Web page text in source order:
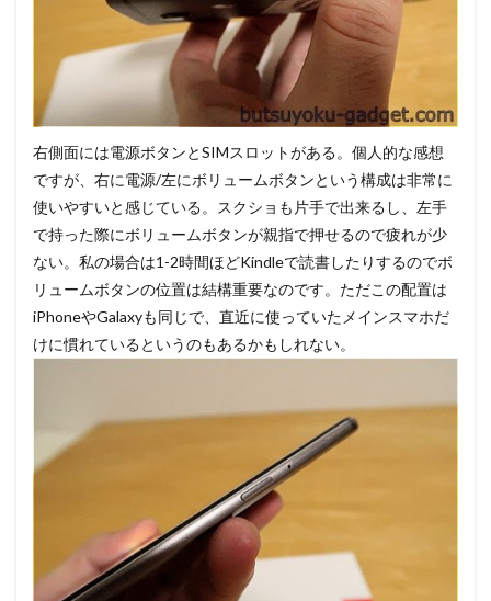
右側面には電源ボタンとSIMスロットがある。個人的な感想
ですが、右に電源/左にボリュームボタンという構成は非常に
使いやすいと感じている。スクショも片手で出来るし、左手
で持った際にボリュームボタンが親指で押せるので疲れが少
ない。私の場合は1-2時間ほどKindleで読書したりするのでボ
リュームボタンの位置は結構重要なのです。ただこの配置は
iPhoneやGalaxyも同じで、直近に使っていたメインスマホだ
けに慣れているというのもあるかもしれない。